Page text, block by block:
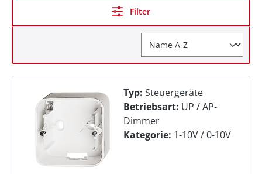
Filter
Typ: Steuergeräte
Betriebsart: UP / AP-
Dimmer
Kategorie: 1-10V / 0-10V